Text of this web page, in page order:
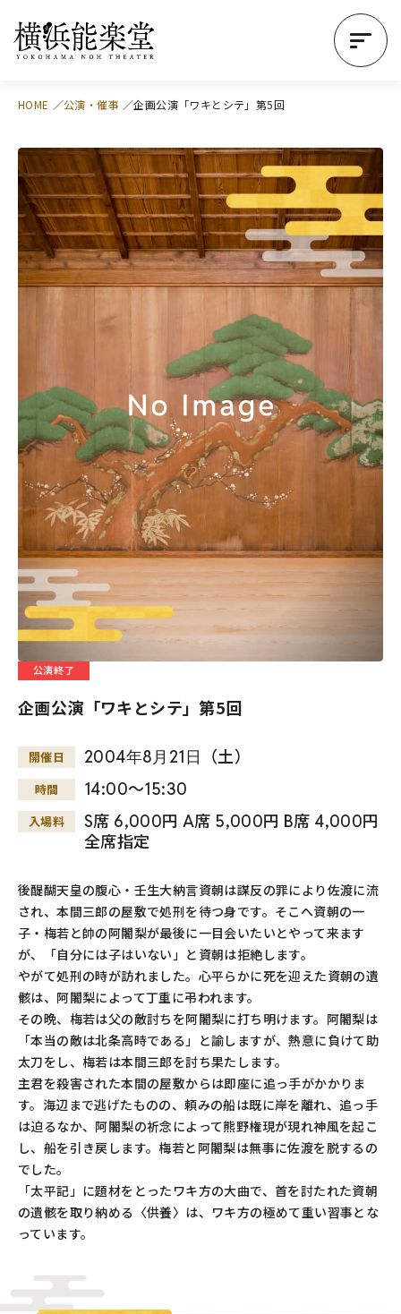
HOME 公演・催事 企画公演「ワキとシテ」第5回
公演終了
企画公演「ワキとシテ」第5回
開催日 2004年8月 21日 （土）
時間 14:00～15:30
入場料
S席 6,000円 A席 5,000円 B席 4,000円
全席指定
後醍醐天皇の腹心・壬生大納言資朝は謀反の罪により佐渡に流
され、本間三郎の屋敷で処刑を待つ身です。そこへ資朝の一
子・梅若と帥の阿闍梨が最後に一目会いたいとやって来ます
が、「自分には子はいない」と資朝は拒絶します。
やがて処刑の時が訪れました。心平らかに死を迎えた資朝の遺
骸は、阿闍梨によって丁重に弔われます。
その晩、梅若は父の敵討ちを阿闍梨に打ち明けます。阿闍梨は
「本当の敵は北条高時である」と諭しますが、熱意に負けて助
太刀をし、梅若は本間三郎を討ち果たします。
主君を殺害された本間の屋敷からは即座に追っ手がかかりま
す。海辺まで逃げたものの、頼みの船は既に岸を離れ、追っ手
は迫るなか、阿闍梨の祈念によって熊野権現が現れ神風を起こ
し、船を引き戻します。梅若と阿闍梨は無事に佐渡を脱するの
でした。
「太平記」に題材をとったワキ方の大曲で、首を討たれた資朝
の遺骸を取り納める〈供養〉は、ワキ方の極めて重い習事とな
っています。